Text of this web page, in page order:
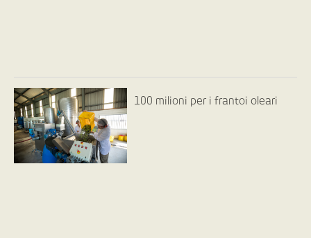
100 milioni per i frantoi oleari